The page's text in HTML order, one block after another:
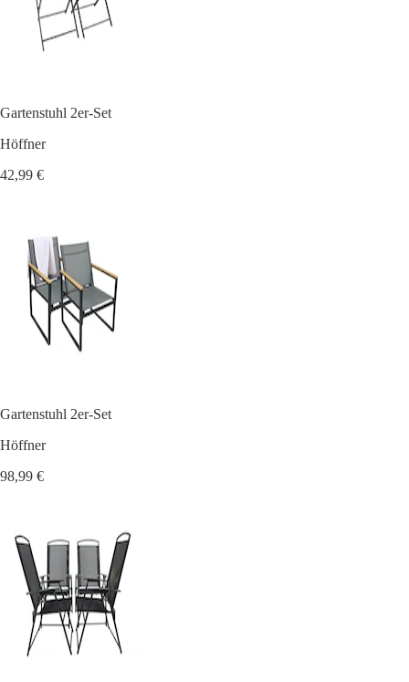
Gartenstuhl 2er-Set
Höffner
42,99 €
Gartenstuhl 2er-Set
Höffner
98,99 €